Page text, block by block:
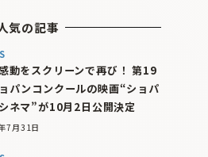
気の記事
動をスクリーンで再び！ 第19
パンコンクールの映画“ショパ
ネマ”が10月2日公開決定
7月31日